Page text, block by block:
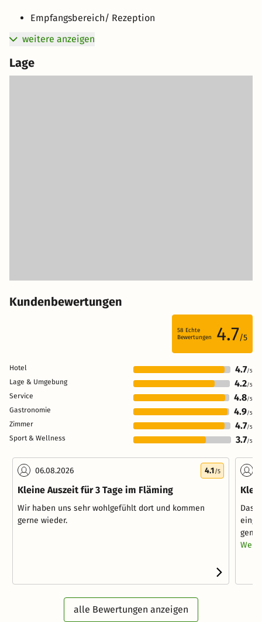
Empfangsbereich/ Rezeption
weitere anzeigen
Lage
Kundenbewertungen
58 Echte
Bewertungen
4.7/5
Hotel 4.7/5
Lage & Umgebung 4.2/5
Service 4.8/5
Gastronomie 4.9/5
Zimmer 4.7/5
Sport & Wellness 3.7/5
06.08.2026 4.1/5
Kleine Auszeit für 3 Tage im Fläming
Wir haben uns sehr wohlgefühlt dort und kommen
gerne wieder.
Das
alle Bewertungen anzeigen